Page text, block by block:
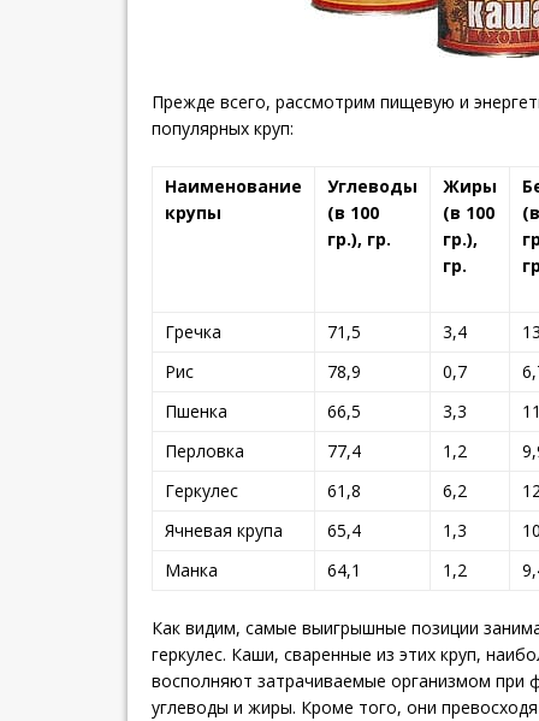
Прежде всего, рассмотрим пищевую и
популярных круп:
Наименование
крупы
Углеводы
(в 100
гр.), гр.
Жиры
(в 100
гр.),
гр.
Гречка 71,5 3,4
Рис
78,9 0,7
Пшенка
66,5 3,3
Перловка
77,4 1,2
Геркулес
61,8 6,2
Ячневая крупа
65,4 1,3
Манка
64,1 1,2
Как видим, самые выигрышные позиции
геркулес. Каши, сваренные из этих круп,
восполняют затрачиваемые организмом при
углеводы и жиры. Кроме того, они